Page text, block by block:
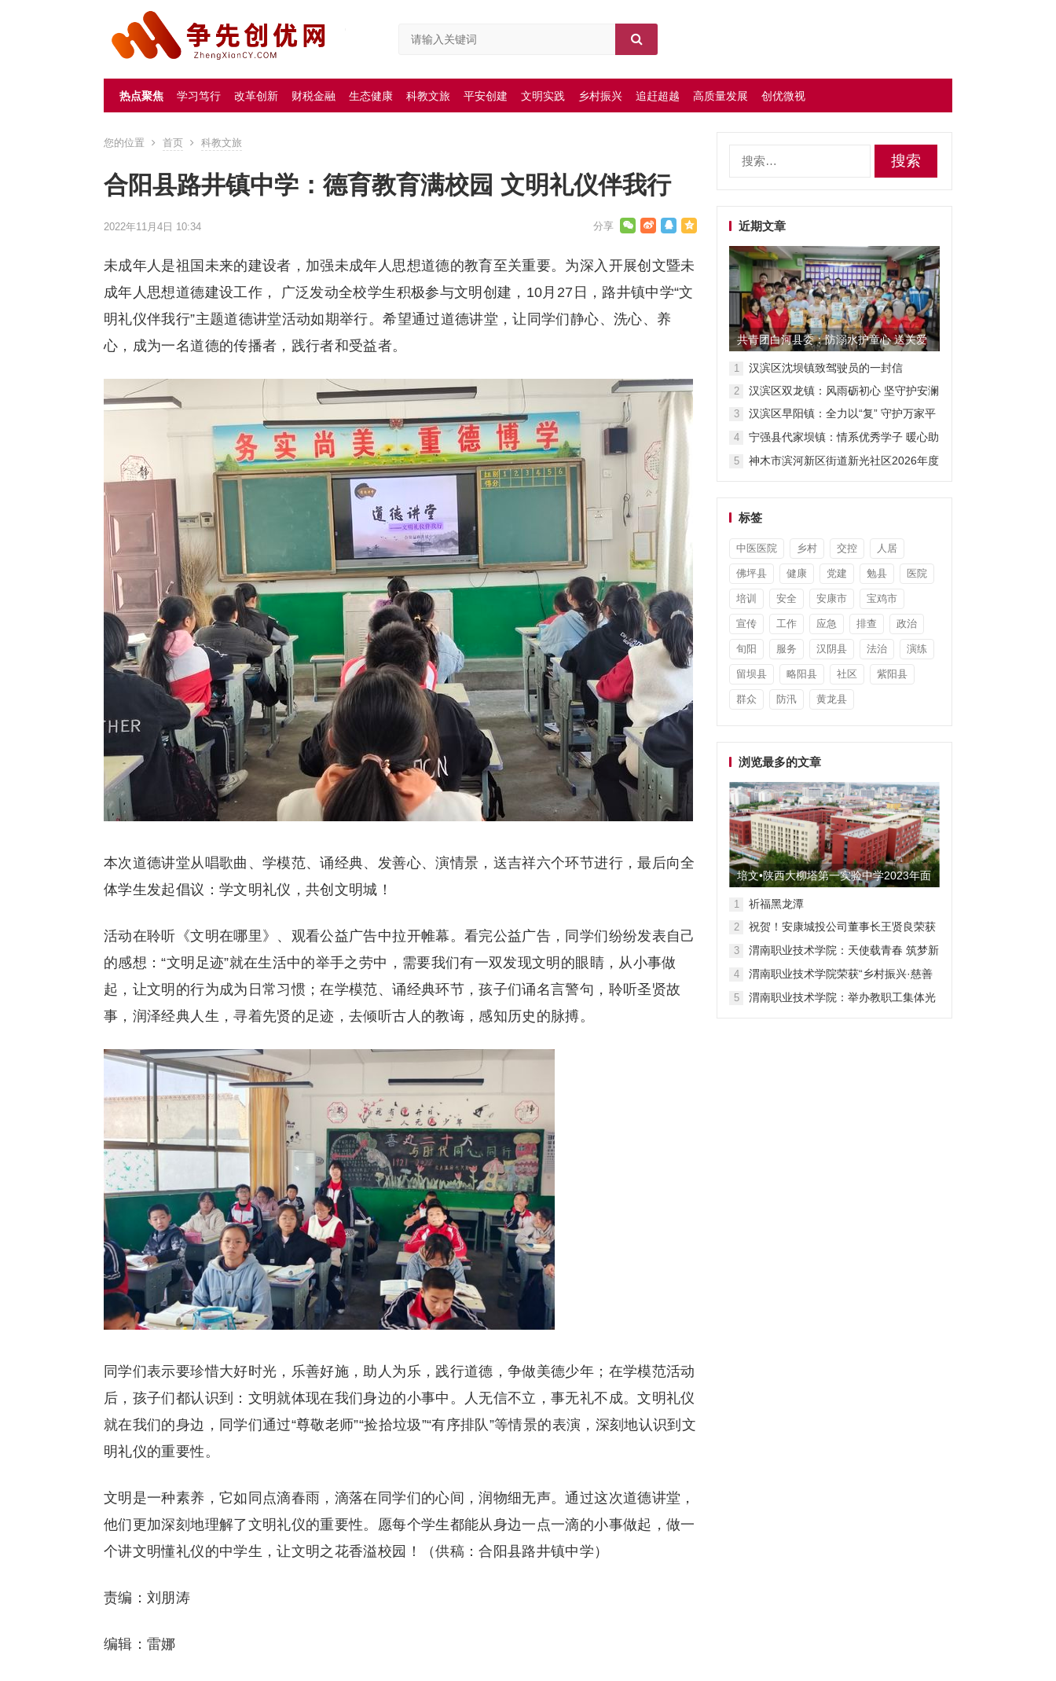
热点聚焦 学习笃行 改革创新 财税金融 生态健康 科教文旅 平安创建 文明实践 乡村振兴 追赶超越 高质量发展 创优微视
您的位置 首页 科教文旅
合阳县路井镇中学：德育教育满校园 文明礼仪伴我行
2022年11月4日 10:34
未成年人是祖国未来的建设者，加强未成年人思想道德的教育至关重要。为深入开展创文暨未
成年人思想道德建设工作， 广泛发动全校学生积极参与文明创建，10月27日，路井镇中学“文
明礼仪伴我行”主题道德讲堂活动如期举行。希望通过道德讲堂，让同学们静心、洗心、养
心，成为一名道德的传播者，践行者和受益者。
本次道德讲堂从唱歌曲、学模范、诵经典、发善心、演情景，送吉祥六个环节进行，最后向全
体学生发起倡议：学文明礼仪，共创文明城！
活动在聆听《文明在哪里》、观看公益广告中拉开帷幕。看完公益广告，同学们纷纷发表自己
的感想：“文明足迹”就在生活中的举手之劳中，需要我们有一双发现文明的眼睛，从小事做
起，让文明的行为成为日常习惯；在学模范、诵经典环节，孩子们诵名言警句，聆听圣贤故
事，润泽经典人生，寻着先贤的足迹，去倾听古人的教诲，感知历史的脉搏。
同学们表示要珍惜大好时光，乐善好施，助人为乐，践行道德，争做美德少年；在学模范活动
后，孩子们都认识到：文明就体现在我们身边的小事中。人无信不立，事无礼不成。文明礼仪
就在我们的身边，同学们通过“尊敬老师”“捡拾垃圾”“有序排队”等情景的表演，深刻地认识到文
明礼仪的重要性。
文明是一种素养，它如同点滴春雨，滴落在同学们的心间，润物细无声。通过这次道德讲堂，
他们更加深刻地理解了文明礼仪的重要性。愿每个学生都能从身边一点一滴的小事做起，做一
个讲文明懂礼仪的中学生，让文明之花香溢校园！（供稿：合阳县路井镇中学）
责编：刘朋涛
编辑：雷娜
近期文章
共青团白河县委：防溺水护童心 送关爱
暖暑期
1 汉滨区沈坝镇致驾驶员的一封信
2 汉滨区双龙镇：风雨砺初心 坚守护安澜
3
汉滨区早阳镇：全力以“复” 守护万家平
4
宁强县代家坝镇：情系优秀学子 暖心助
5
神木市滨河新区街道新光社区2026年度
标签
中医医院 乡村 交控 人居
佛坪县 健康 党建 勉县 医院
培训 安全 安康市 宝鸡市
宣传 工作 应急 排查 政治
旬阳 服务 汉阴县 法治 演练
留坝县 略阳县 社区 紫阳县
群众 防汛 黄龙县
浏览最多的文章
培文•陕西大柳塔第一实验中学2023年面
向全国招聘教师启事
1 祈福黑龙潭
2
祝贺！安康城投公司董事长王贤良荣获
3
渭南职业技术学院：天使载青春 筑梦新
4
渭南职业技术学院荣获“乡村振兴·慈善
5
渭南职业技术学院：举办教职工集体光